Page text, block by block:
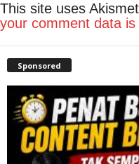
This site uses
your comment data is
Sponsored